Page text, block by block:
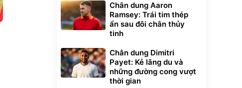
Chân dung Aaron
Ramsey: Trái tim thép
ẩn sau đôi chân thủy
tinh
Chân dung Dimitri
Payet: Kẻ lãng du và
những đường cong vượt
thời gian